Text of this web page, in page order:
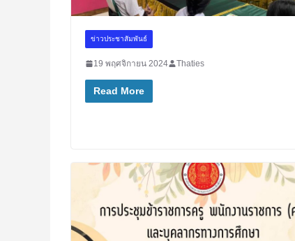
ข่าวประชาสัมพันธ์
19 พฤศจิกายน 2024 Thaties
Read More